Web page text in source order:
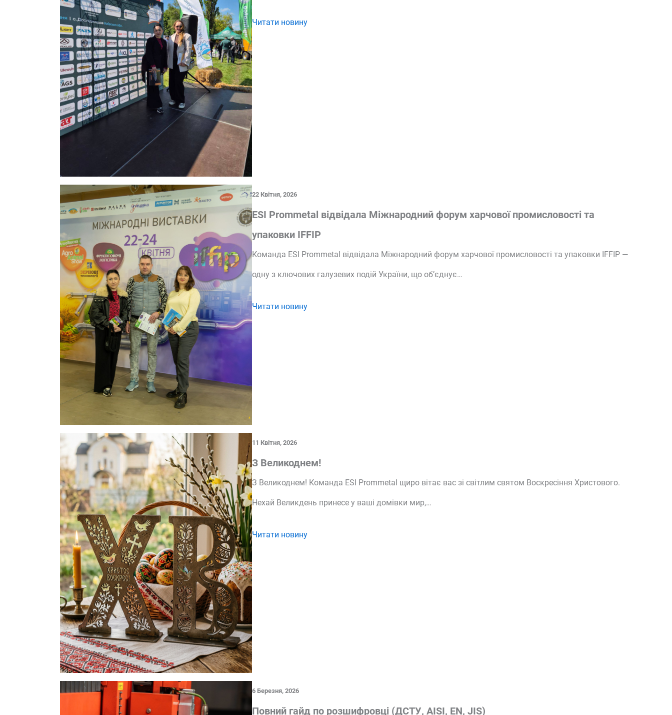
Читати новину
22 Квітня, 2026
ESI Prommetal відвідала Міжнародний форум харчової промисловості та
упаковки IFFIP
Команда ESI Prommetal відвідала Міжнародний форум харчової промисловості та упаковки IFFIP —
одну з ключових галузевих подій України, що об’єднує…
Читати новину
11 Квітня, 2026
З Великоднем!
З Великоднем! Команда ESI Prommetal щиро вітає вас зі світлим святом Воскресіння Христового.
Нехай Великдень принесе у ваші домівки мир,…
Читати новину
6 Березня, 2026
Повний гайд по розшифровці (ДСТУ, AISI, EN, JIS)